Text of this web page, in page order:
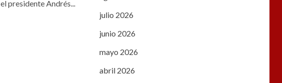
presidente Andrés...
julio 2026
junio 2026
mayo 2026
abril 2026